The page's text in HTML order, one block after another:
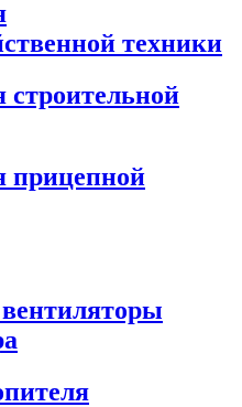
техники
строительной
прицепной